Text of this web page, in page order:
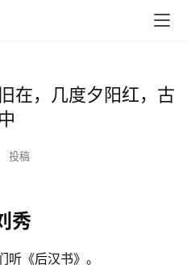
在，几度夕阳红，古
投稿
秀
听 《后汉书》 。